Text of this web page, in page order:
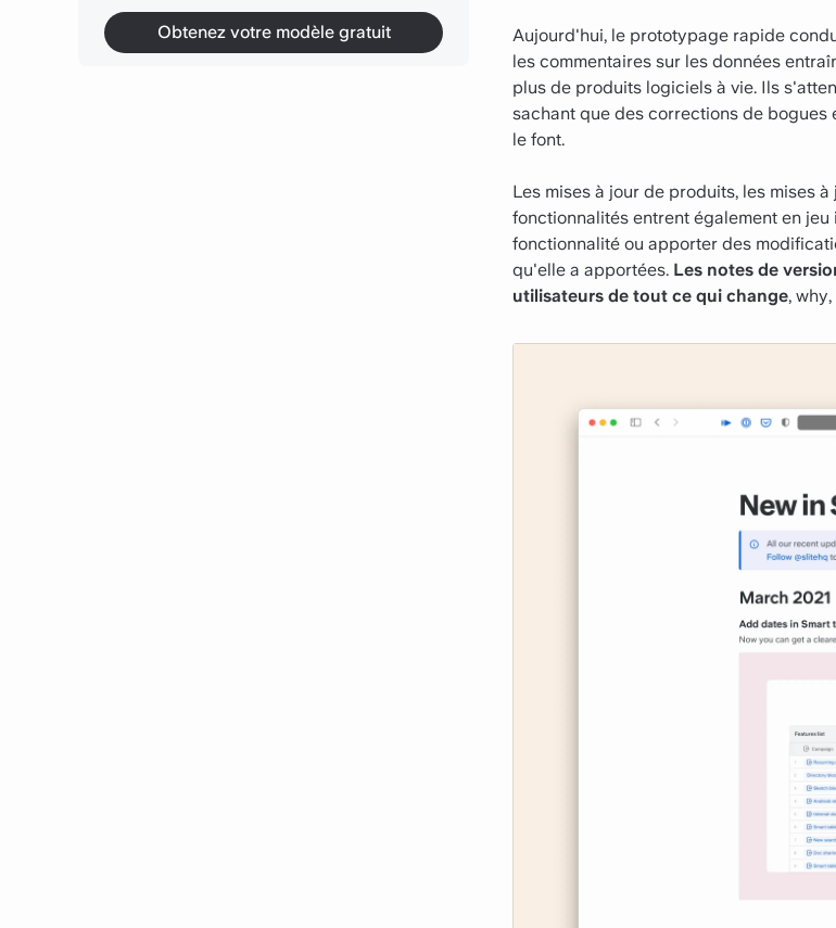
Obtenez votre modèle gratuit
Aujourd'hui, le prototypage rapide
les commentaires sur les données
plus de produits logiciels à vie. Ils
sachant que des corrections de
le font.
Les mises à jour de produits, les mises
fonctionnalités entrent également en
fonctionnalité ou apporter des
qu'elle a apportées. Les notes de
utilisateurs de tout ce qui change,